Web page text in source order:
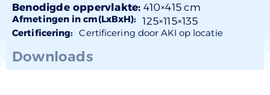
Benodigde oppervlakte: 410×415 cm
Afmetingen in cm(LxBxH): 125×115×135
Certificering: Certificering door AKI op locatie
Downloads